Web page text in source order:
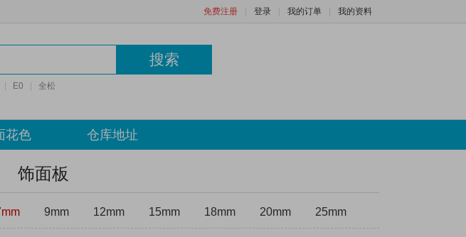
免费注册 登录 我的订单 我的资料
搜索
E0 全松
花色 仓库地址
饰面板
9mm 12mm 15mm 18mm 20mm 25mm